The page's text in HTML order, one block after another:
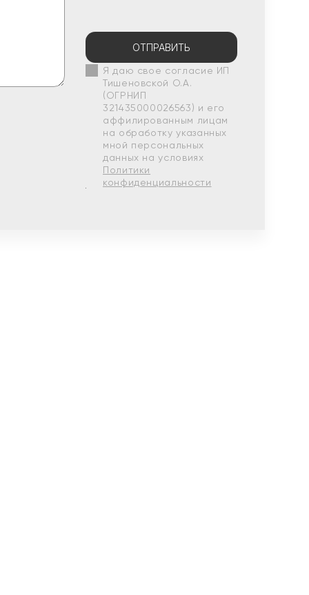
ОТПРАВИТЬ
Я даю свое согласие ИП
Тишеновской О.А.
(ОГРНИП
321435000026563) и его
аффилированным лицам
на обработку указанных
мной персональных
данных на условиях
Политики
конфиденциальности